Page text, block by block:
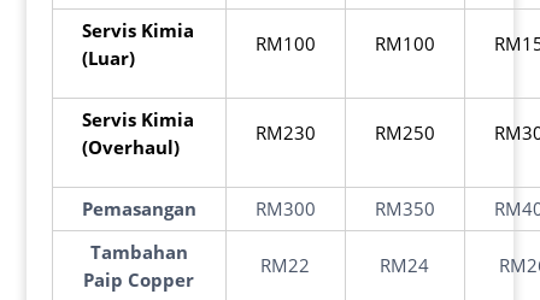
Servis Kimia
(Luar)
RM100 RM100
Servis Kimia
(Overhaul)
RM230 RM250
Pemasangan RM300 RM350
Tambahan
Paip Copper
RM22 RM24